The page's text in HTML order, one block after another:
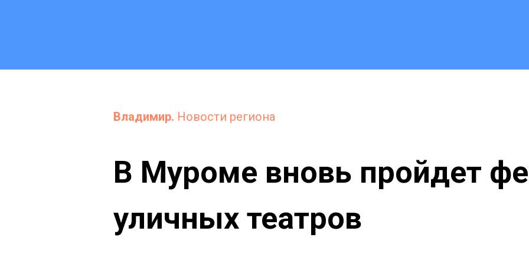
Владимир. Новости региона
В Муроме вновь пройдет
уличных театров